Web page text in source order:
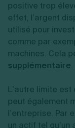
positive trop
effet, l’argent
utilisé pour
comme par
machines. Cela
supplémentaire.
L’autre limite est
peut également
l’entreprise. Par
un actif tel